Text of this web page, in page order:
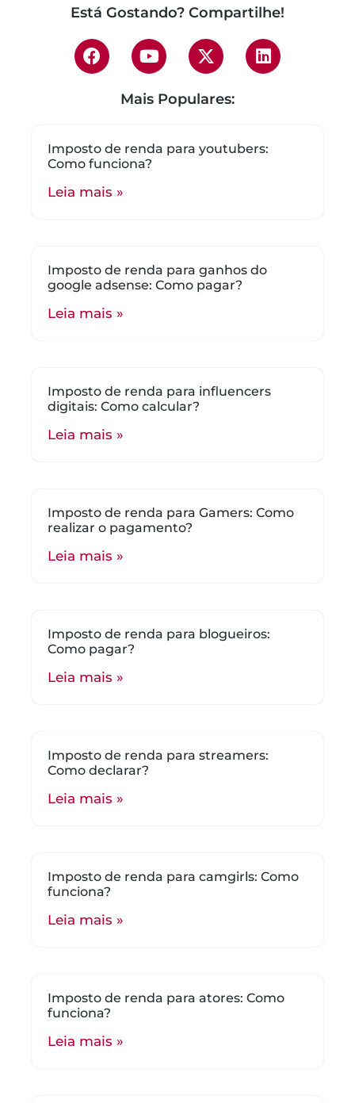
Está Gostando? Compartilhe!
Mais Populares:
Imposto de renda para youtubers:
Como funciona?
Leia mais »
Imposto de renda para ganhos do
google adsense: Como pagar?
Leia mais »
Imposto de renda para influencers
digitais: Como calcular?
Leia mais »
Imposto de renda para Gamers: Como
realizar o pagamento?
Leia mais »
Imposto de renda para blogueiros:
Como pagar?
Leia mais »
Imposto de renda para streamers:
Como declarar?
Leia mais »
Imposto de renda para camgirls: Como
funciona?
Leia mais »
Imposto de renda para atores: Como
funciona?
Leia mais »